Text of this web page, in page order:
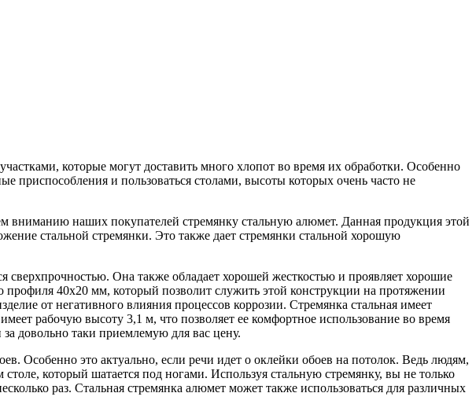
которые могут доставить много хлопот во время их обработки. Особенно
приспособления и пользоваться столами, высоты которых очень часто не
вниманию наших покупателей стремянку стальную алюмет. Данная продукция этой
стальной стремянки. Это также дает стремянки стальной хорошую
сверхпрочностью. Она также обладает хорошей жесткостью и проявляет хорошие
профиля 40х20 мм, который позволит служить этой конструкции на протяжении
от негативного влияния процессов коррозии. Стремянка стальная имеет
рабочую высоту 3,1 м, что позволяет ее комфортное использование во время
довольно таки приемлемую для вас цену.
Особенно это актуально, если речи идет о оклейки обоев на потолок. Ведь людям,
столе, который шатается под ногами. Используя стальную стремянку, вы не только
раз. Стальная стремянка алюмет может также использоваться для различных